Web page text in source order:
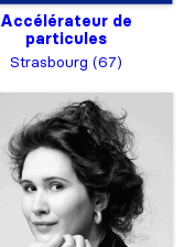
Accélérateur de
particules
Strasbourg (67)